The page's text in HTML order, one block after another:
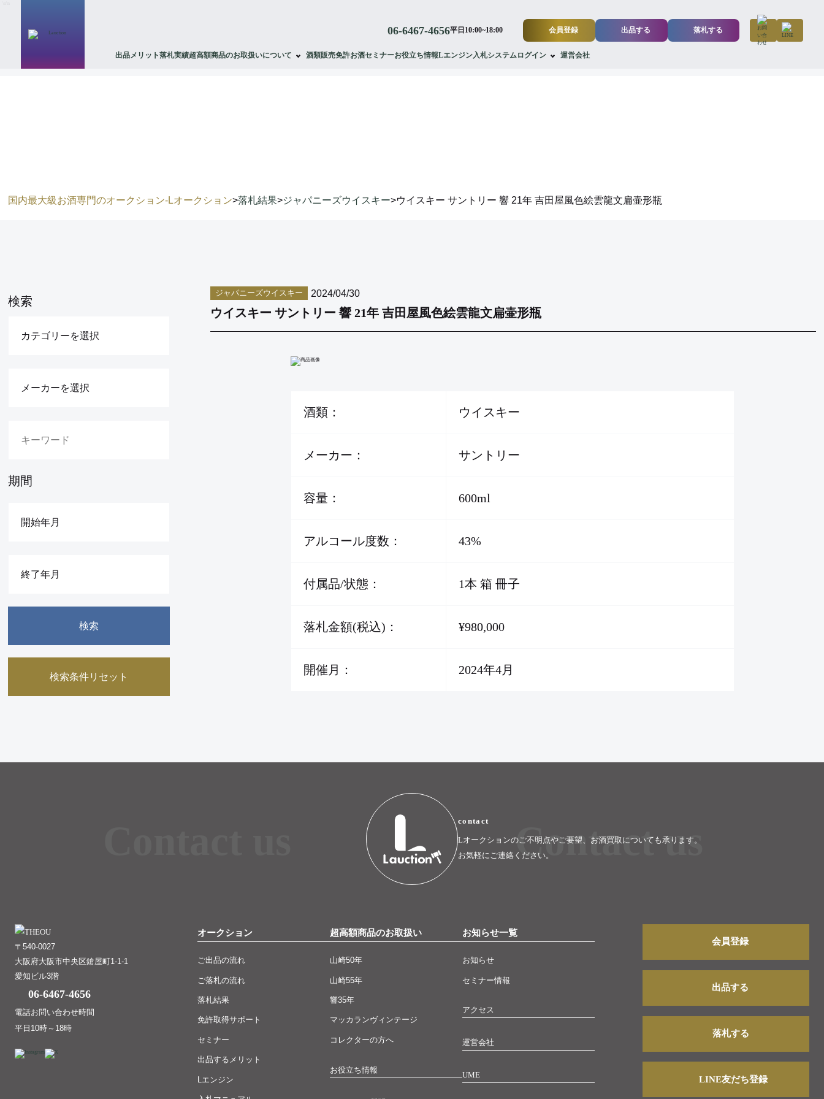
出品メリット落札実績超高額商品のお取扱いについて 酒類販売免許お酒セミナーお役立ち情報Lエンジン入札システムログイン 運営会社
06-6467-4656平日10:00~18:00 会員登録 出品する 落札する
国内最大級お酒専門のオークション-Lオークション>落札結果>ジャパニーズウイスキー>ウイスキー サントリー 響 21年 吉田屋風色絵雲龍文扁壷形瓶
検索
期間
検索
検索条件リセット
ジャパニーズウイスキー 2024/04/30
ウイスキー サントリー 響 21年 吉田屋風色絵雲龍文扁壷形瓶
酒類： ウイスキー
メーカー： サントリー
容量： 600ml
アルコール度数： 43%
付属品/状態： 1本 箱 冊子
落札金額(税込)： ¥980,000
開催月： 2024年4月
Contact us
contact
Lオークションのご不明点やご要望、お酒買取についても承ります。
お気軽にご連絡ください。
〒540-0027
大阪府大阪市中央区鎗屋町1-1-1
愛知ビル3階
06-6467-4656
電話お問い合わせ時間
平日10時～18時
オークション
ご出品の流れ
ご落札の流れ
落札結果
免許取得サポート
セミナー
出品するメリット
Lエンジン
超高額商品のお取扱い
山崎50年
山崎55年
響35年
マッカランヴィンテージ
コレクターの方へ
お役立ち情報
お知らせ一覧
お知らせ
セミナー情報
アクセス
運営会社
UME
会員登録
出品する
落札する
LINE友だち登録